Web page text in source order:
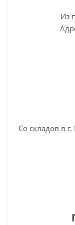
Из
Со складов в